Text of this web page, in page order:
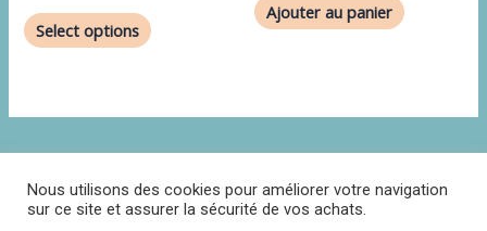
Select options
Ajouter au panier
Nous utilisons des cookies pour améliorer votre navigation
sur ce site et assurer la sécurité de vos achats.